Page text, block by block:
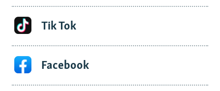
Tik Tok
Facebook